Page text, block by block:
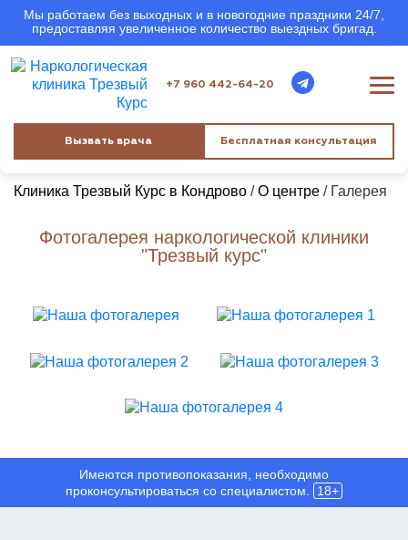
Мы работаем без выходных и в новогодние праздники 24/7,
предоставляя увеличенное количество выездных бригад.
+7 960 442-64-20
Вызвать врача Бесплатная консультация
Клиника Трезвый Курс в Кондрово /О центре / Галерея
Фотогалерея наркологической клиники
"Трезвый курс"
Имеются противопоказания, необходимо
проконсультироваться со специалистом.
18+